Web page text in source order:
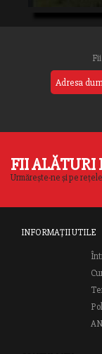
FII ALĂTURI
Urmărește-ne și pe
INFORMAȚII UTILE